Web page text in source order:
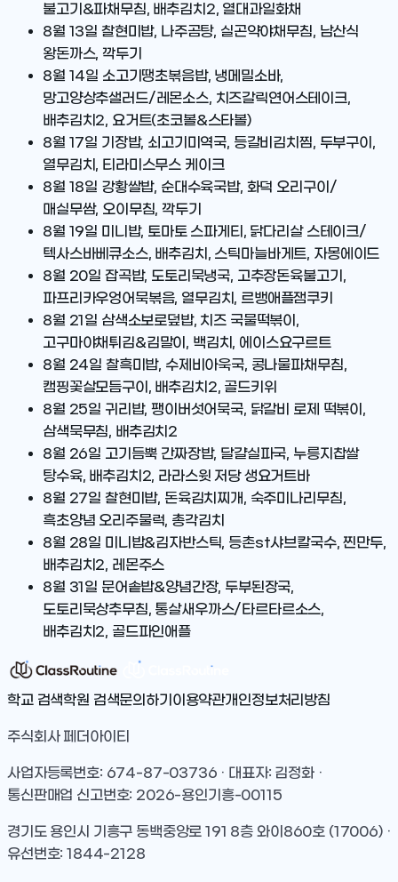
불고기&파채무침, 배추김치2, 열대과일화채
8월 13일 찰현미밥, 나주곰탕, 실곤약야채무침, 남산식
왕돈까스, 깍두기
8월 14일 소고기땡초볶음밥, 냉메밀소바,
망고양상추샐러드/레몬소스, 치즈갈릭연어스테이크,
배추김치2, 요거트(초코볼&스타볼)
8월 17일 기장밥, 쇠고기미역국, 등갈비김치찜, 두부구이,
열무김치, 티라미스무스 케이크
8월 18일 강황쌀밥, 순대수육국밥, 화덕 오리구이/
매실무쌈, 오이무침, 깍두기
8월 19일 미니밥, 토마토 스파게티, 닭다리살 스테이크/
텍사스바베큐소스, 배추김치, 스틱마늘바게트, 자몽에이드
8월 20일 잡곡밥, 도토리묵냉국, 고추장돈육불고기,
파프리카우엉어묵볶음, 열무김치, 르뱅애플잼쿠키
8월 21일 삼색소보로덮밥, 치즈 국물떡볶이,
고구마야채튀김&김말이, 백김치, 에이스요구르트
8월 24일 찰흑미밥, 수제비아욱국, 콩나물파채무침,
캠핑꽃살모듬구이, 배추김치2, 골드키위
8월 25일 귀리밥, 팽이버섯어묵국, 닭갈비 로제 떡볶이,
삼색묵무침, 배추김치2
8월 26일 고기듬뿍 간짜장밥, 달걀실파국, 누릉지찹쌀
탕수육, 배추김치2, 라라스윗 저당 생요거트바
8월 27일 찰현미밥, 돈육김치찌개, 숙주미나리무침,
흑초양념 오리주물럭, 총각김치
8월 28일 미니밥&김자반스틱, 등촌st샤브칼국수, 찐만두,
배추김치2, 레몬주스
8월 31일 문어솥밥&양념간장, 두부된장국,
도토리묵상추무침, 통살새우까스/타르타르소스,
배추김치2, 골드파인애플
학교 검색학원 검색문의하기 이용약관개인정보처리방침
주식회사 페더아이티
사업자등록번호: 674-87-03736 · 대표자: 김정화 ·
통신판매업 신고번호: 2026-용인기흥-00115
경기도 용인시 기흥구 동백중앙로 191 8층 와이860호 (17006) ·
유선번호: 1844-2128